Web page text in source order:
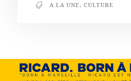
A LA UNE, CULTURE